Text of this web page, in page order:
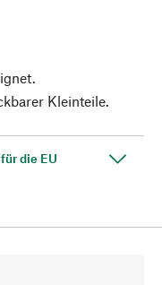
Kleinteile.
die EU